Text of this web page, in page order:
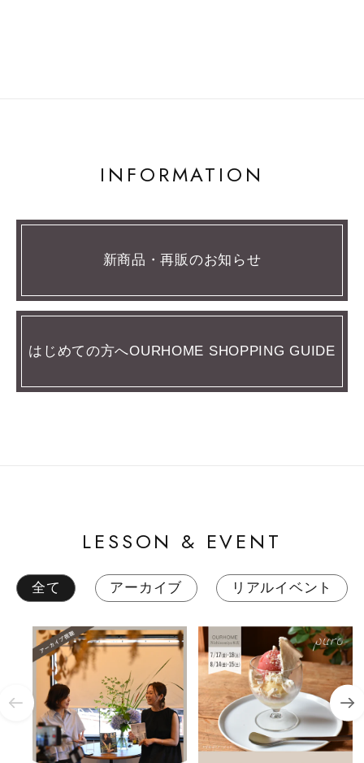
INFORMATION
新商品・再販のお知らせ
はじめての方へOURHOME SHOPPING GUIDE
LESSON & EVENT
全て アーカイブ リアルイベント